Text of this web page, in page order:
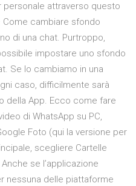
attraverso questo
Come cambiare sfondo
di una chat. Purtroppo,
impostare uno sfondo
Se lo cambiamo in una
caso, difficilmente sarà
della App. Ecco come fare
di WhatsApp su PC,
Foto (qui la versione per
scegliere Cartelle
se l’applicazione
nessuna delle piattaforme